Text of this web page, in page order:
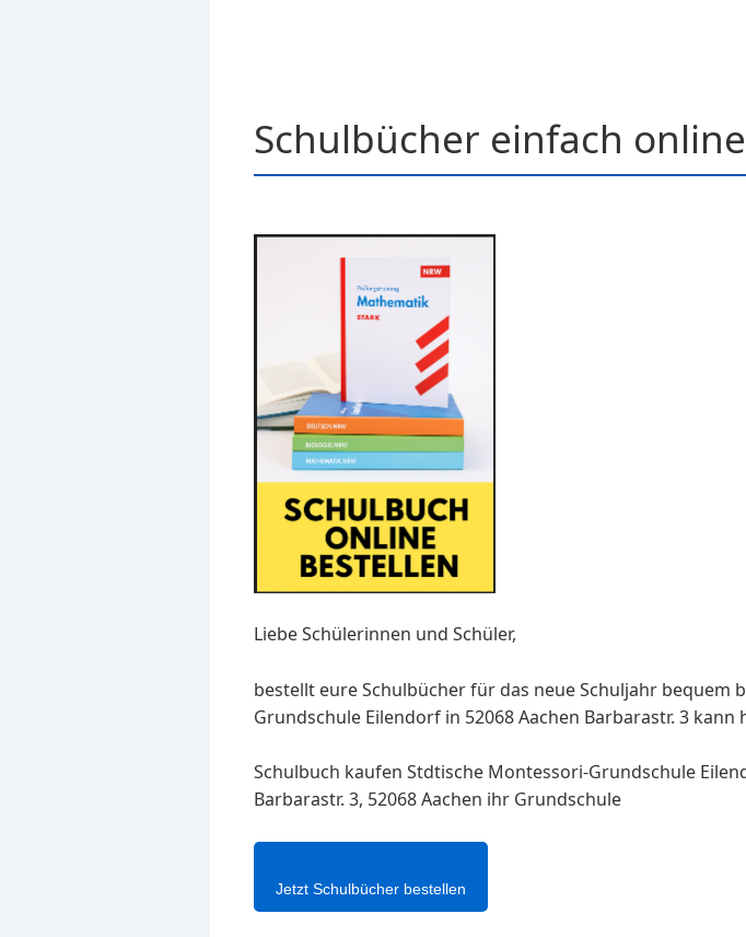
Schulbücher einfach
Liebe Schülerinnen und Schüler,
bestellt eure Schulbücher für das neue Schuljahr bequem
Grundschule Eilendorf in 52068 Aachen Barbarastr. 3
Schulbuch kaufen Stdtische Montessori-Grundschule
Barbarastr. 3, 52068 Aachen ihr Grundschule
Jetzt Schulbücher bestellen